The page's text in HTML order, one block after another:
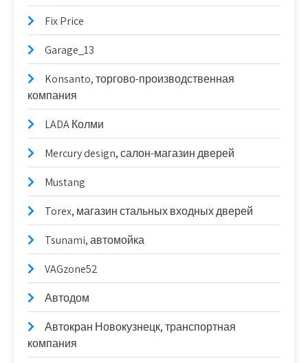
Fix Price
Garage_13
Konsanto, торгово-производственная
компания
LADA Колми
Mercury design, салон-магазин дверей
Mustang
Torex, магазин стальных входных дверей
Tsunami, автомойка
VAGzone52
Автодом
Автокран Новокузнецк, транспортная
компания